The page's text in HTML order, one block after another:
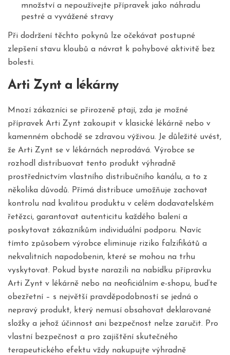
množství a nepoužívejte přípravek jako náhradu
pestré a vyvážené stravy
Při dodržení těchto pokynů lze očekávat postupné
zlepšení stavu kloubů a návrat k pohybové aktivitě bez
bolesti.
Arti Zynt a lékárny
Mnozí zákazníci se přirozeně ptají, zda je možné
přípravek Arti Zynt zakoupit v klasické lékárně nebo v
kamenném obchodě se zdravou výživou. Je důležité uvést,
že Arti Zynt se v lékárnách neprodává. Výrobce se
rozhodl distribuovat tento produkt výhradně
prostřednictvím vlastního distribučního kanálu, a to z
několika důvodů. Přímá distribuce umožňuje zachovat
kontrolu nad kvalitou produktu v celém dodavatelském
řetězci, garantovat autenticitu každého balení a
poskytovat zákazníkům individuální podporu. Navíc
tímto způsobem výrobce eliminuje riziko falzifikátů a
nekvalitních napodobenin, které se mohou na trhu
vyskytovat. Pokud byste narazili na nabídku přípravku
Arti Zynt v lékárně nebo na neoficiálním e-shopu, buďte
obezřetní – s největší pravděpodobností se jedná o
nepravý produkt, který nemusí obsahovat deklarované
složky a jehož účinnost ani bezpečnost nelze zaručit. Pro
vlastní bezpečnost a pro zajištění skutečného
terapeutického efektu vždy nakupujte výhradně